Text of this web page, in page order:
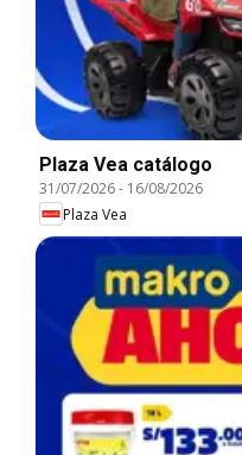
Plaza Vea catálogo
31/07/2026- 16/08/2026
Plaza Vea